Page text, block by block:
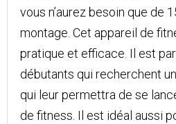
vous n’aurez besoin que de
montage. Cet appareil de
pratique et efficace. Il est
débutants qui recherchent
qui leur permettra de se
de fitness. Il est idéal aussi